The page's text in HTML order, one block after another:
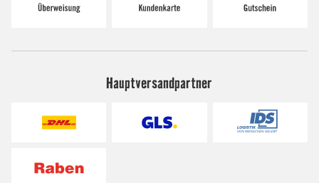
Hauptversandpartner